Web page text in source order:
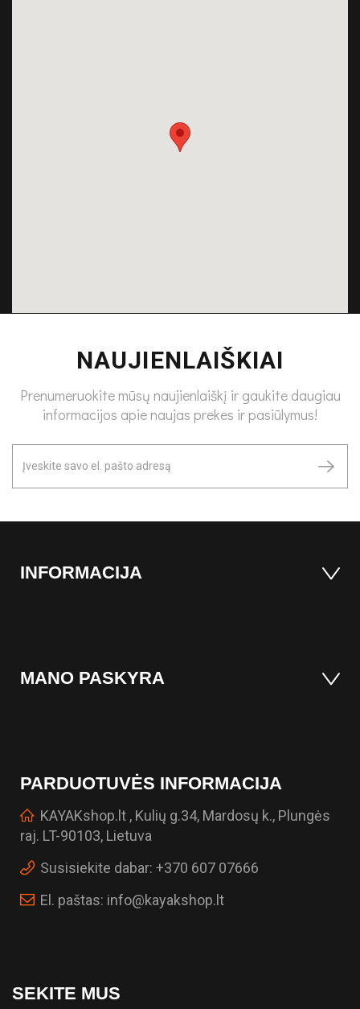
NAUJIENLAIŠKIAI
Prenumeruokite mūsų naujienlaiškį ir gaukite daugiau
informacijos apie naujas prekes ir pasiūlymus!
INFORMACIJA
MANO PASKYRA
PARDUOTUVĖS INFORMACIJA
KAYAKshop.lt , Kulių g.34, Mardosų k., Plungės
raj. LT-90103, Lietuva
Susisiekite dabar: +370 607 07666
El. paštas: info@kayakshop.lt
SEKITE MUS